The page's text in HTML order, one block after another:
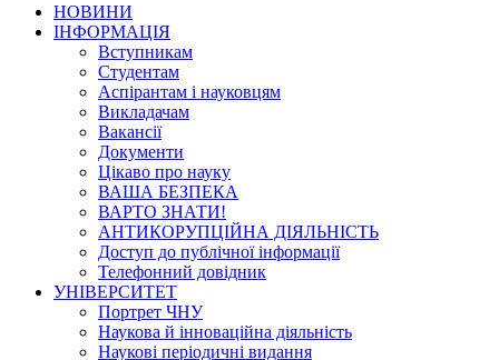
НОВИНИ
ІНФОРМАЦІЯ
Вступникам
Студентам
Аспірантам і науковцям
Викладачам
Вакансії
Документи
Цікаво про науку
ВАША БЕЗПЕКА
ВАРТО ЗНАТИ!
АНТИКОРУПЦІЙНА ДІЯЛЬНІСТЬ
Доступ до публічної інформації
Телефонний довідник
УНІВЕРСИТЕТ
Портрет ЧНУ
Наукова й інноваційна діяльність
Наукові періодичні видання